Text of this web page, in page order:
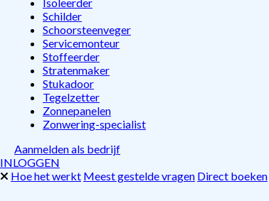
Schilder
Schoorsteenveger
Servicemonteur
Stoffeerder
Stratenmaker
Stukadoor
Tegelzetter
Zonnepanelen
Zonwering-specialist
Aanmelden als bedrijf
INLOGGEN
Hoe het werkt Meest gestelde vragen Direct boeken